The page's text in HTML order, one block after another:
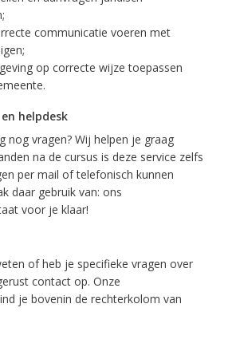
communicatie voeren met
op correcte wijze toepassen
helpdesk
nog vragen? Wij helpen je graag
na de cursus is deze service zelfs
per mail of telefonisch kunnen
daar gebruik van: ons
voor je klaar!
of heb je specifieke vragen over
contact op. Onze
je bovenin de rechterkolom van